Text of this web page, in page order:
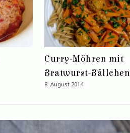
Curry-Möhren mit
Bratwurst-Bällchen
8. August 2014